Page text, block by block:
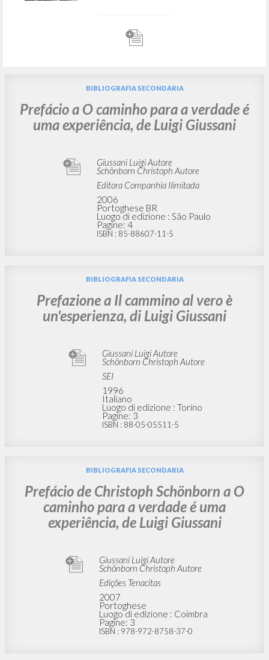
BIBLIOGRAFIA SECONDARIA
Prefácio a O caminho para a verdade é
uma experiência, de Luigi Giussani
Giussani Luigi Autore
Schönborn Christoph Autore
Editora Companhia Ilimitada
2006
Portoghese BR
Luogo di edizione : São Paulo
Pagine: 4
ISBN : 85-88607-11-5
BIBLIOGRAFIA SECONDARIA
Prefazione a Il cammino al vero è
un'esperienza, di Luigi Giussani
Giussani Luigi Autore
Schönborn Christoph Autore
SEI
1996
Italiano
Luogo di edizione : Torino
Pagine: 3
ISBN : 88-05-05511-5
BIBLIOGRAFIA SECONDARIA
Prefácio de Christoph Schönborn a O
caminho para a verdade é uma
experiência, de Luigi Giussani
Giussani Luigi Autore
Schönborn Christoph Autore
Edições Tenacitas
2007
Portoghese
Luogo di edizione : Coimbra
Pagine: 3
ISBN : 978-972-8758-37-0